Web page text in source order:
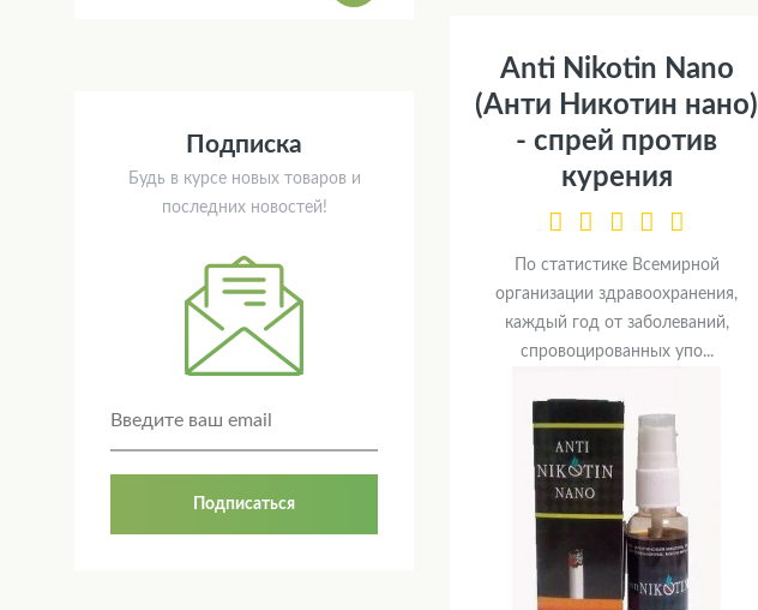
Anti Nikotin Nano
(Анти Никотин нано)
- спрей против
курения
По статистике Всемирной
организации здравоохранения,
каждый год от заболеваний,
спровоцированных упо...
Подписка
Будь в курсе новых товаров и
последних новостей!
Подписаться